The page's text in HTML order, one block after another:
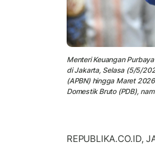
Menteri Keuangan
di Jakarta, Selasa (5/5/
(APBN) hingga Maret
Domestik Bruto (PDB),
REPUBLIKA.CO.ID,